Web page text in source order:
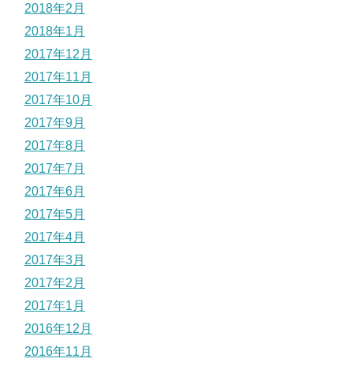
2018年2月
2018年1月
2017年12月
2017年11月
2017年10月
2017年9月
2017年8月
2017年7月
2017年6月
2017年5月
2017年4月
2017年3月
2017年2月
2017年1月
2016年12月
2016年11月